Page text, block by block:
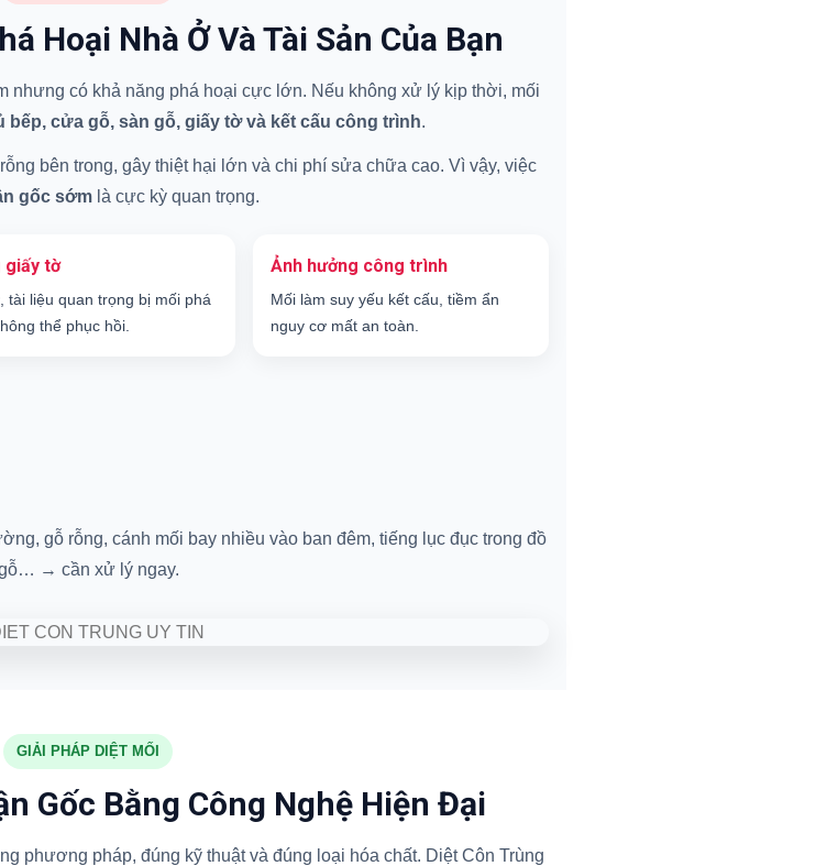
Hoại Nhà Ở Và Tài Sản Của Bạn
nhưng có khả năng phá hoại cực lớn. Nếu không xử lý kịp thời, mối
bếp, cửa gỗ, sàn gỗ, giấy tờ và kết cấu công trình.
bên trong, gây thiệt hại lớn và chi phí sửa chữa cao. Vì vậy, việc
gốc sớmlà cực kỳ quan trọng.
giấy tờ
tài liệu quan trọng bị mối phá
thể phục hồi.
Ảnh hưởng công trình
Mối làm suy yếu kết cấu, tiềm ẩn
nguy cơ mất an toàn.
gỗ rỗng, cánh mối bay nhiều vào ban đêm, tiếng lục đục trong đồ
→ cần xử lý ngay.
GIẢI PHÁP DIỆT MỐI
Gốc Bằng Công Nghệ Hiện Đại
phương pháp, đúng kỹ thuật và đúng loại hóa chất. Diệt Côn Trùng